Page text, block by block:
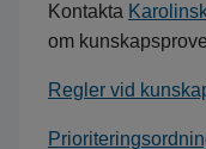
Kontakta
om
Regler vid